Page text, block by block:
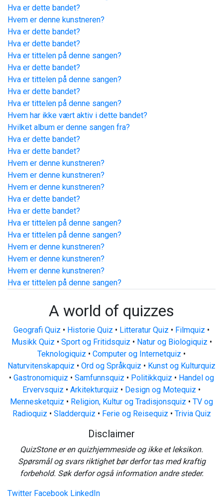
Hva er dette bandet?
Hvem er denne kunstneren?
Hva er dette bandet?
Hva er dette bandet?
Hva er tittelen på denne sangen?
Hva er dette bandet?
Hva er tittelen på denne sangen?
Hva er dette bandet?
Hva er tittelen på denne sangen?
Hvem har ikke vært aktiv i dette bandet?
Hvilket album er denne sangen fra?
Hva er dette bandet?
Hva er dette bandet?
Hvem er denne kunstneren?
Hvem er denne kunstneren?
Hvem er denne kunstneren?
Hva er dette bandet?
Hva er dette bandet?
Hva er tittelen på denne sangen?
Hva er tittelen på denne sangen?
Hvem er denne kunstneren?
Hvem er denne kunstneren?
Hvem er denne kunstneren?
Hva er tittelen på denne sangen?
A world of quizzes
Geografi Quiz • Historie Quiz • Litteratur Quiz • Filmquiz •
Musikk Quiz • Sport og Fritidsquiz • Natur og Biologiquiz •
Teknologiquiz • Computer og Internetquiz •
Naturvitenskapquiz • Ord og Språkquiz • Kunst og Kulturquiz
• Gastronomiquiz • Samfunnsquiz • Politikkquiz • Handel og
Ervervsquiz • Arkitekturquiz • Design og Motequiz •
Mennesketquiz • Religion, Kultur og Tradisjonsquiz • TV og
Radioquiz • Sladderquiz • Ferie og Reisequiz • Trivia Quiz
Disclaimer
QuizStone er en quizhjemmeside og ikke et leksikon.
Spørsmål og svars riktighet bør derfor tas med kraftig
forbehold. Søk derfor også information andre steder.
Twitter Facebook LinkedIn